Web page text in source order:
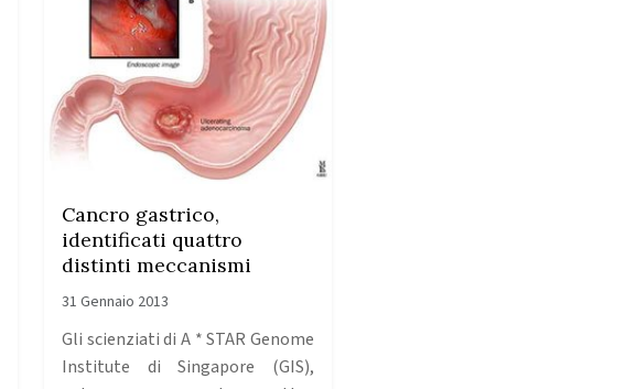
Cancro gastrico,
identificati quattro
distinti meccanismi
31 Gennaio 2013
Gli scienziati di A * STAR Genome
Institute di Singapore (GIS),